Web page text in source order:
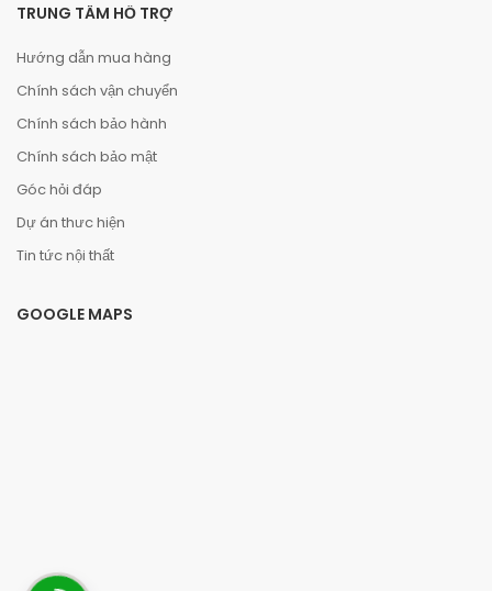
TRUNG TÂM HỖ TRỢ
Hướng dẫn mua hàng
Chính sách vận chuyển
Chính sách bảo hành
Chính sách bảo mật
Góc hỏi đáp
Dự án thưc hiện
Tin tức nội thất
GOOGLE MAPS